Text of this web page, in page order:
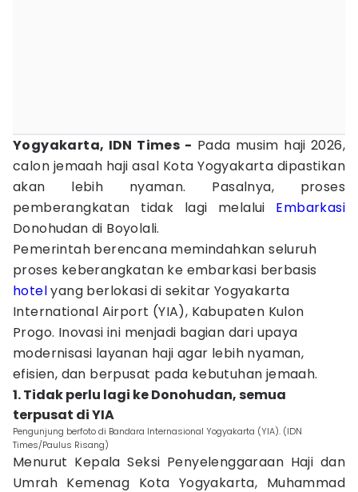
Yogyakarta, IDN Times - Pada musim haji 2026,
calon jemaah haji asal Kota Yogyakarta dipastikan
akan lebih nyaman. Pasalnya, proses
pemberangkatan tidak lagi melalui Embarkasi
Donohudan di Boyolali.
Pemerintah berencana memindahkan seluruh
proses keberangkatan ke embarkasi berbasis
hotelyang berlokasi di sekitar Yogyakarta
International Airport (YIA), Kabupaten Kulon
Progo. Inovasi ini menjadi bagian dari upaya
modernisasi layanan haji agar lebih nyaman,
efisien, dan berpusat pada kebutuhan jemaah.
1. Tidak perlu lagi ke Donohudan, semua
terpusat di YIA
Pengunjung berfoto di Bandara Internasional Yogyakarta (YIA). (IDN
Times/Paulus Risang)
Menurut Kepala Seksi Penyelenggaraan Haji dan
Umrah Kemenag Kota Yogyakarta, Muhammad